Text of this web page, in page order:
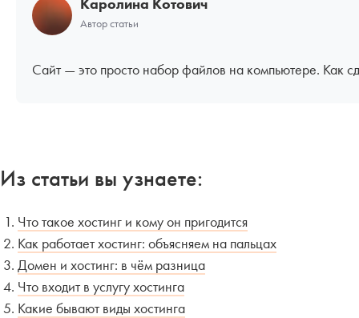
Автор статьи
Сайт — это просто набор файлов на компьютере. Как
Из статьи вы узнаете:
Что такое хостинг и кому он пригодится
Как работает хостинг: объясняем на пальцах
Домен и хостинг: в чём разница
Что входит в услугу хостинга
Какие бывают виды хостинга